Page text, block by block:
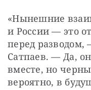
«Нынешние
и России — это
перед разводом,
Сатпаев. — Да,
вместе, но
вероятно, в